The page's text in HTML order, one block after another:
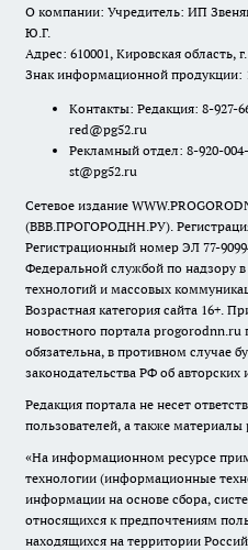
О компании: Учредитель: ИП
Ю.Г.
Адрес: 610001, Кировская область,
Знак информационной продукции:
Контакты: Редакция: 8-927-
red@pg52.ru
Рекламный отдел: 8-920-
st@pg52.ru
Сетевое издание
(ВВВ.ПРОГОРОДНН.РУ).
Регистрационный номер ЭЛ 77-
Федеральной службой по надзору
технологий и массовых
Возрастная категория сайта 16+.
новостного портала progorodnn.ru
обязательна, в противном случае
законодательства РФ об
Редакция портала не несет
пользователей, а также
«На информационном ресурсе
технологии (информационные
информации на основе сбора,
относящихся к предпочтениям
находящихся на территории